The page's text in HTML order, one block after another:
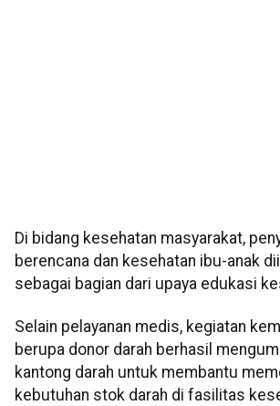
Di bidang kesehatan masyarakat,
berencana dan kesehatan ibu-anak
sebagai bagian dari upaya edukasi
Selain pelayanan medis, kegiatan
berupa donor darah berhasil
kantong darah untuk membantu
kebutuhan stok darah di fasilitas